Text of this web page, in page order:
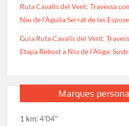
Ruta Cavalls del Vent: Travessa
Niu de l’Àguila Serrat de les
Guia Ruta Cavalls del Vent:
Etapa Rebost a Niu de l’Àliga:
Marques
1 km: 4'04''